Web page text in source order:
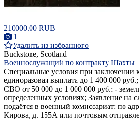
210000.00 RUB
1
Удалить из избранного
Buckstone, Scotland
Военнослужащий по контракту Шахты
Специальные условия при заключении
единоразовая выплата до 1 400 000
СВО от 50 000 до 1 000 000 руб.; -
определенных условиях; Заявление на
подаётся в военный комиссариат: по
Кирова, д. 155А или почтовым